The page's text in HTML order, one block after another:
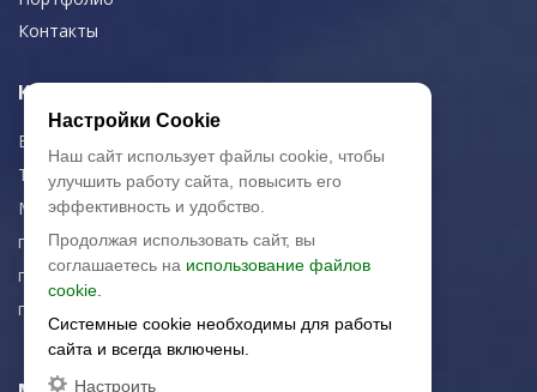
Контакты
Контактная информация
E-mail:
Тел.: +7 (499) 703-30-42
Московская область,
г. Красногорск
пн-чт: 09.00-18.00
пт: 09.00-17.00
Настройки Cookie
Наш сайт использует файлы cookie, чтобы
улучшить работу сайта, повысить его
эффективность и удобство.
Продолжая использовать сайт, вы
соглашаетесь на использование файлов
cookie.
Системные cookie необходимы для работы
сайта и всегда включены.
Настроить